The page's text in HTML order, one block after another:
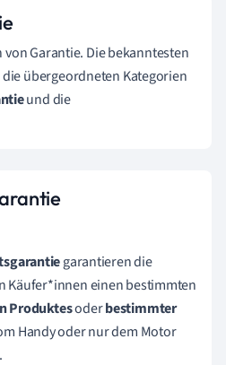
von Garantie. Die bekanntesten
übergeordneten Kategorien
und die
garantieren die
Käufer*innen einen bestimmten
Produktesoderbestimmter
Handy oder nur dem Motor